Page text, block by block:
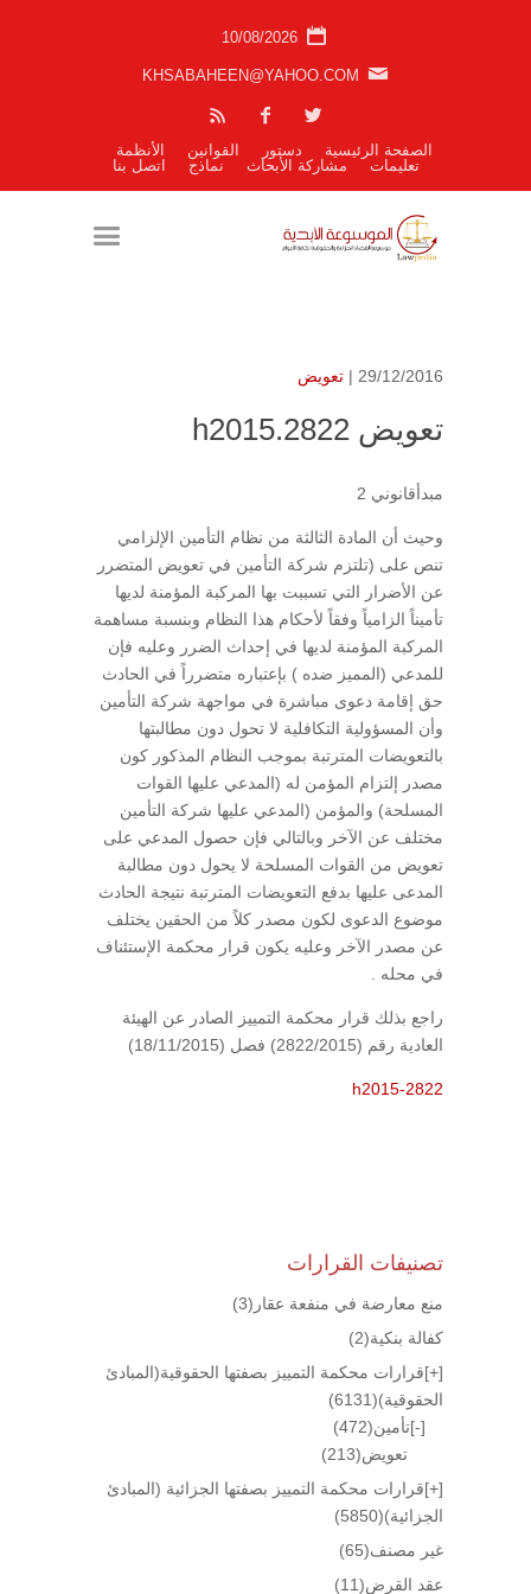
10/08/2026
KHSABAHEEN@YAHOO.COM
الصفحة الرئيسية دستور القوانين
الأنظمة
تعليمات
مشاركة الأبحاث نماذج اتصل بنا
29/12/2016 | تعويض
تعويض h2015.2822
مبدأقانوني 2
وحيث أن المادة الثالثة من نظام التأمين الإلزامي
تنص على (تلتزم شركة التأمين في تعويض المتضرر
عن الأضرار التي تسببت بها المركبة المؤمنة لديها
تأميناً الزامياً وفقاً لأحكام هذا النظام وبنسبة مساهمة
المركبة المؤمنة لديها في إحداث الضرر وعليه فإن
للمدعي (المميز ضده ) بإعتباره متضرراً في الحادث
حق إقامة دعوى مباشرة في مواجهة شركة التأمين
وأن المسؤولية التكافلية لا تحول دون مطالبتها
بالتعويضات المترتبة بموجب النظام المذكور كون
مصدر إلتزام المؤمن له (المدعي عليها القوات
المسلحة) والمؤمن (المدعي عليها شركة التأمين
مختلف عن الآخر وبالتالي فإن حصول المدعي على
تعويض من القوات المسلحة لا يحول دون مطالبة
المدعى عليها بدفع التعويضات المترتبة نتيجة الحادث
موضوع الدعوى لكون مصدر كلاً من الحقين يختلف
عن مصدر الآخر وعليه يكون قرار محكمة الإستئناف
في محله .
راجع بذلك قرار محكمة التمييز الصادر عن الهيئة
العادية رقم (2822/2015) فصل (18/11/2015)
h2015-2822
تصنيفات القرارات
منع معارضة في منفعة عقار (3)
كفالة بنكية(2)
[+]قرارات محكمة التمييز بصفتها الحقوقية(المبادئ
الحقوقية)(6131)
[-]تأمين(472)
تعويض(213)
[+]قرارات محكمة التمييز بصفتها الجزائية (المبادئ
الجزائية)(5850)
غير مصنف(65)
عقد القرض(11)